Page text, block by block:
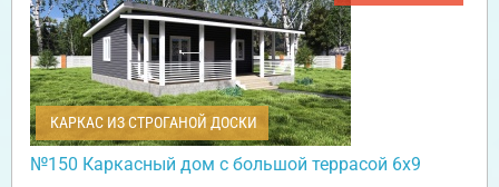
КАРКАС ИЗ СТРОГАНОЙ ДОСКИ
№150 Каркасный дом с большой террасой 6х9